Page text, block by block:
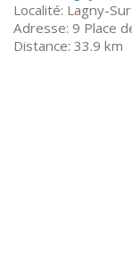
Lagny-
9 Place
33.9 km